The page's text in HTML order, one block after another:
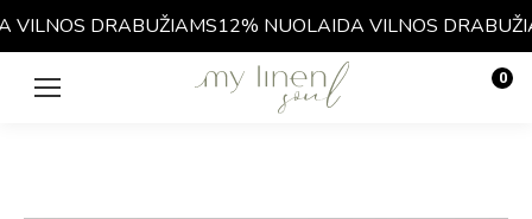
DRABUŽIAMS12% NUOLAIDA VILNOS
0